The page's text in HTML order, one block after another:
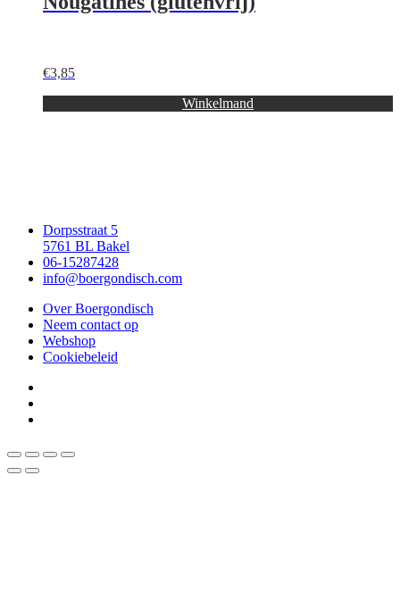
€3,85
Winkelmand
Dorpsstraat 5
5761 BL Bakel
06-15287428
info@boergondisch.com
Over Boergondisch
Neem contact op
Webshop
Cookiebeleid